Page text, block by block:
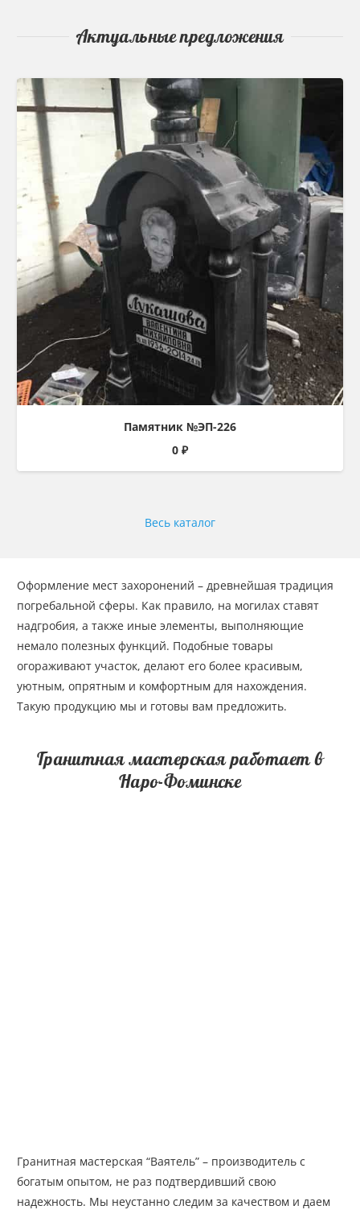
Актуальные предложения
Памятник №ЭП-226
0 ₽
Весь каталог
Оформление мест захоронений – древнейшая традиция
погребальной сферы. Как правило, на могилах ставят
надгробия, а также иные элементы, выполняющие
немало полезных функций. Подобные товары
огораживают участок, делают его более красивым,
уютным, опрятным и комфортным для нахождения.
Такую продукцию мы и готовы вам предложить.
Гранитная мастерская работает в
Наро-Фоминске
Гранитная мастерская “Ваятель” – производитель с
богатым опытом, не раз подтвердивший свою
надежность. Мы неустанно следим за качеством и даем